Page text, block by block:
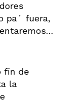
pa´ fuera,
fin de
la